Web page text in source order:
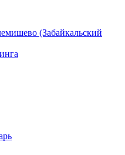
(Забайкальский